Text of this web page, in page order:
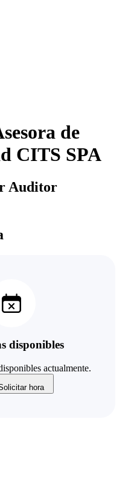
de
CITS SPA
Auditor
disponibles
actualmente.
hora